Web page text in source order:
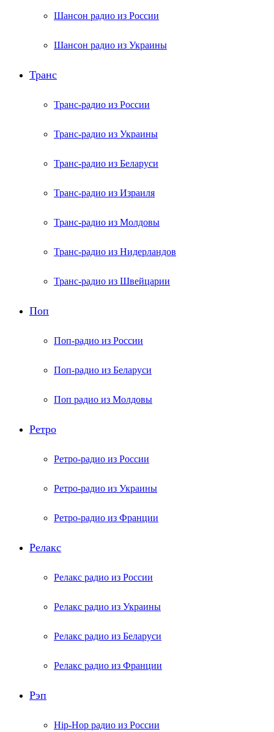
Шансон радио из России
Шансон радио из Украины
Транс
Транс-радио из России
Транс-радио из Украины
Транс-радио из Беларуси
Транс-радио из Израиля
Транс-радио из Молдовы
Транс-радио из Нидерландов
Транс-радио из Швейцарии
Поп
Поп-радио из России
Поп-радио из Беларуси
Поп радио из Молдовы
Ретро
Ретро-радио из России
Ретро-радио из Украины
Ретро-радио из Франции
Релакс
Релакс радио из России
Релакс радио из Украины
Релакс радио из Беларуси
Релакс радио из Франции
Рэп
Hip-Hop радио из России